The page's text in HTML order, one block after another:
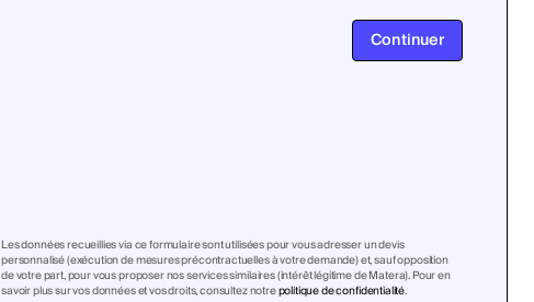
Continuer
Les données recueillies via ce formulaire sont utilisées pour vous adresser un devis
personnalisé (exécution de mesures précontractuelles à votre demande) et, sauf opposition
de votre part, pour vous proposer nos services similaires (intérêt légitime de Matera). Pour en
savoir plus sur vos données et vos droits, consultez notrepolitique de confidentialité.